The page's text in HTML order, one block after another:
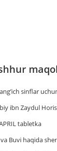
sinflar
ibn Zaydul
tabletka
Buvi haqida